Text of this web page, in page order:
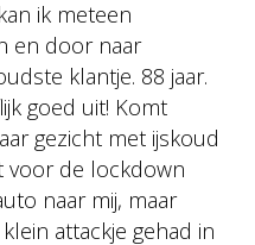
ik meteen
en door naar
klantje. 88 jaar.
goed uit! Komt
gezicht met ijskoud
voor de lockdown
naar mij, maar
attackje gehad in